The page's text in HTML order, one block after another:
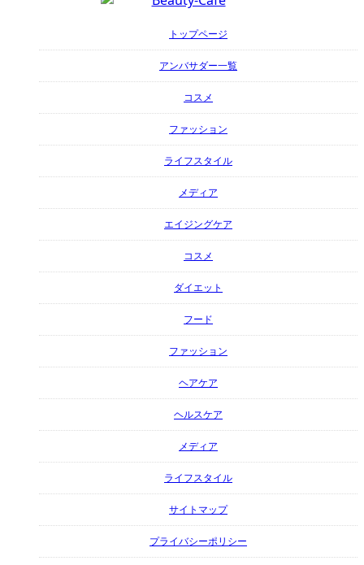
トップページ
アンバサダー一覧
コスメ
ファッション
ライフスタイル
メディア
エイジングケア
コスメ
ダイエット
フード
ファッション
ヘアケア
ヘルスケア
メディア
ライフスタイル
サイトマップ
プライバシーポリシー